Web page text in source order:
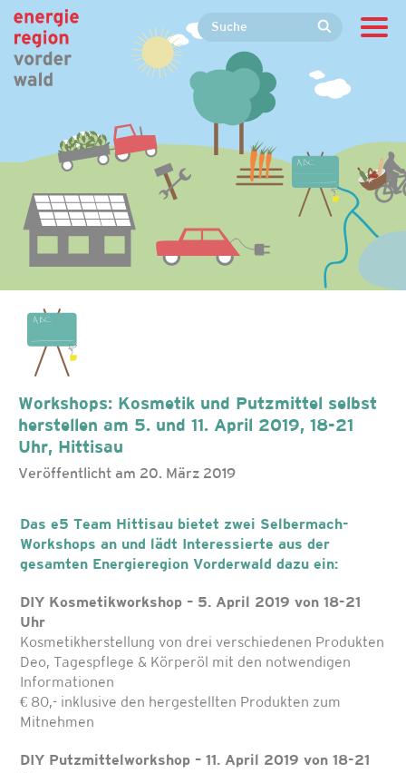
Workshops: Kosmetik und Putzmittel selbst
herstellen am 5. und 11. April 2019, 18-21
Uhr, Hittisau
Veröffentlicht am 20. März 2019
Das e5 Team Hittisau bietet zwei Selbermach-
Workshops an und lädt Interessierte aus der
gesamten Energieregion Vorderwald dazu ein:
DIY Kosmetikworkshop – 5. April 2019 von 18-21
Uhr
Kosmetikherstellung von drei verschiedenen Produkten
Deo, Tagespflege & Körperöl mit den notwendigen
Informationen
€ 80,- inklusive den hergestellten Produkten zum
Mitnehmen
DIY Putzmittelworkshop – 11. April 2019 von 18-21